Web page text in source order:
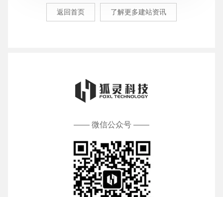
返回首页 了解更多建站资讯
—— 微信公众号 ——